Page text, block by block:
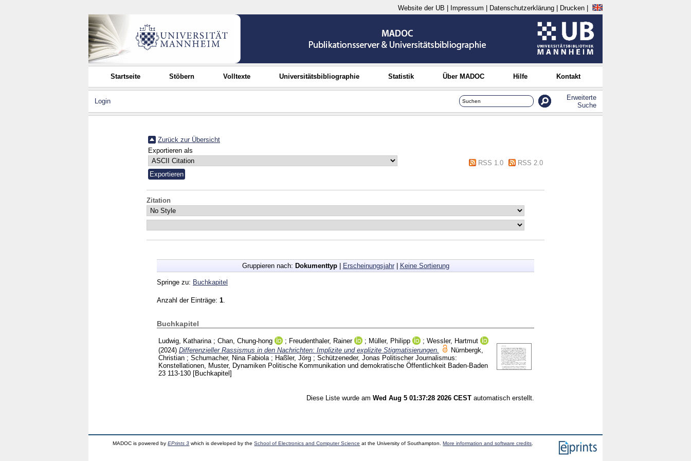
Website der UB Impressum Datenschutzerklärung Drucken
Startseite Stöbern Volltexte Universitätsbibliographie Statistik Über MADOC Hilfe Kontakt
Login
Erweiterte
Suche
Zurück zur Übersicht
Exportieren als
RSS 1.0
RSS 2.0
Zitation
Gruppieren nach: Dokumenttyp| Erscheinungsjahr| Keine Sortierung
Springe zu: Buchkapitel
Anzahl der Einträge: 1
Buchkapitel
Ludwig, Katharina ; Chan, Chung-hong ; Freudenthaler, Rainer ; Müller, Philipp ; Wessler, Hartmut
(2024) Differenzieller Rassismus in den Nachrichten: Implizite und explizite Stigmatisierungen.
Nürnbergk,
Christian ; Schumacher, Nina Fabiola ; Haßler, Jörg ; Schützeneder, Jonas Politischer Journalismus:
Konstellationen, Muster, Dynamiken Politische Kommunikation und demokratische Öffentlichkeit Baden-Baden
23 113-130 [Buchkapitel]
Diese Liste wurde am Wed Aug 5 01:37:28 2026 CEST automatisch erstellt.
MADOC is powered byEPrints 3 which is developed by theSchool of Electronics and Computer Science at the University of Southampton.More information and software credits